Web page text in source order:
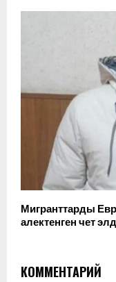
Мигранттарды
алектенген чет
КОММЕНТАРИЙ